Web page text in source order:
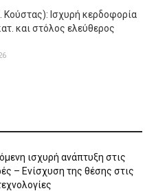
Κούστας): Ισχυρή κερδοφορία
και στόλος ελεύθερος
ισχυρή ανάπτυξη στις
– Ενίσχυση της θέσης στις